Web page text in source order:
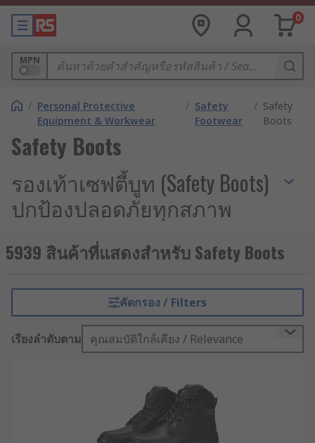
0
MPN
/ Personal Protective
Equipment & Workwear
/ Safety
Footwear
/ Safety
Boots
Safety Boots
รองเท้าเซฟตี้บูท (Safety Boots)
ปกป้องปลอดภัยทุกสภาพ
อันตรายส่วนบุคคลที่ออกแบบมาเพื่อรองรับสภาพ
แวดล้อมการทำงานที่มีความเสี่ยงสูง ไม่ว่าจะเป็น
โรงงานผลิต งานก่อสร้าง คลังสินค้า งานภาคสนาม
หรือพื้นที่ที่มีความชื้นและสารเคมี การเลือกใช้ รองเท้า
เซฟตี้บูทที่เหมาะสมจึงมีผลโดยตรงต่อความปลอดภัย
ในหลายอุตสาหกรรม การสวมใส่ Safety Boots และ
ประเภทอื่น ๆ เป็นข้อกำหนดด้านความ
5939 สินค้าที่แสดงสำหรับ Safety Boots
คัดกรอง / Filters
เรียงลำดับตาม คุณสมบัติใกล้เคียง / Relevance